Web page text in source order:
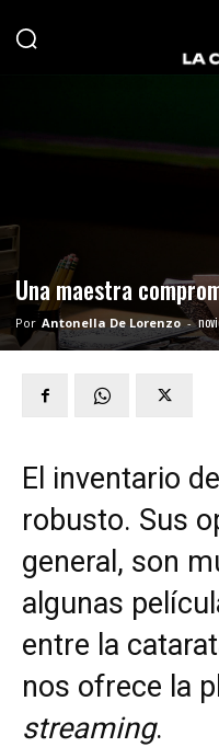
Una maestra
Por Antonella De Lorenzo -
El inventario
robusto. Sus
general, son
algunas
entre la
nos ofrece la
streaming.